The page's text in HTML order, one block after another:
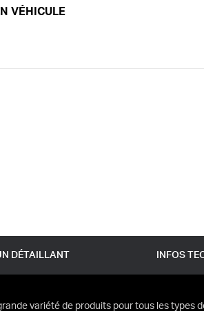
VÉHICULE
DÉTAILLANT INFOS
variété de produits pour tous les